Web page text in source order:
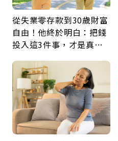
從失業零存款到30歲財富
自由！他終於明白：把錢
投入這3件事，才是真正